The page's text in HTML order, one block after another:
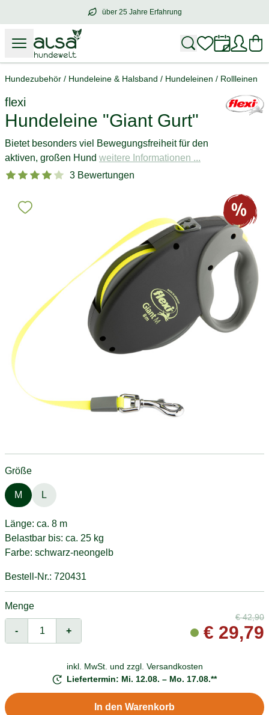
über 25 Jahre Erfahrung
über25 Jahre Erfahrung
Hundezubehör / Hundeleine & Halsband / Hundeleinen / Rollleinen
flexi
Hundeleine "Giant Gurt"
Bietet besonders viel Bewegungsfreiheit für den
aktiven, großen Hund weitere Informationen ...
3 Bewertungen
Größe
M L
Länge: ca. 8 m
Belastbar bis: ca. 25 kg
Farbe: schwarz-neongelb
Bestell-Nr.: 720431
Menge
- +
€42,90
€ 29,79
inkl. MwSt. und zzgl. Versandkosten
Liefertermin: Mi. 12.08. – Mo. 17.08.**
In den Warenkorb